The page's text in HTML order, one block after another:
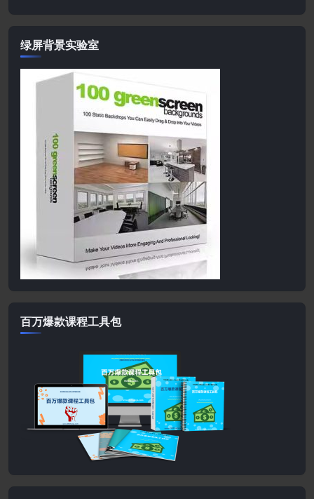
绿屏背景实验室
百万爆款课程工具包